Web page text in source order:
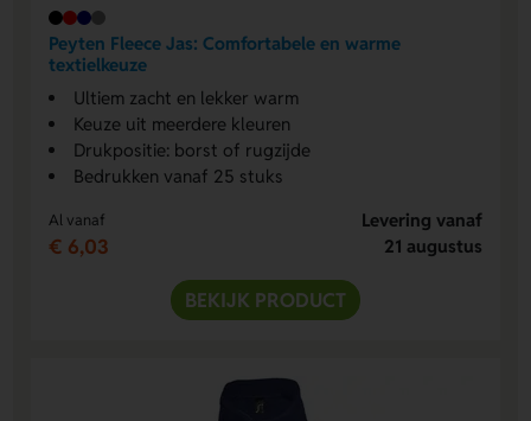
Peyten Fleece Jas: Comfortabele en warme
textielkeuze
Ultiem zacht en lekker warm
Keuze uit meerdere kleuren
Drukpositie: borst of rugzijde
Bedrukken vanaf 25 stuks
Al vanaf
€ 6,03
Levering vanaf
21 augustus
BEKIJK PRODUCT